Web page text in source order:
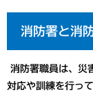
消防署と消
消防署職員は、災
対応や訓練を行っ